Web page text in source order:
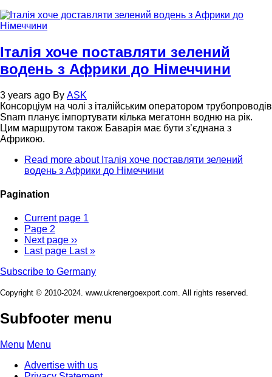
Італія хоче поставляти зелений
водень з Африки до Німеччини
3 years ago By ASK
Консорціум на чолі з італійським оператором трубопроводів
Snam планує імпортувати кілька мегатонн водню на рік.
Цим маршрутом також Баварія має бути з’єднана з
Африкою.
Read more about Італія хоче поставляти зелений
водень з Африки до Німеччини
Pagination
Current page 1
Page 2
Next page ››
Last page Last »
Subscribe to Germany
Copyright © 2010-2024. www.ukrenergoexport.com. All rights reserved.
Subfooter menu
Menu Menu
Advertise with us